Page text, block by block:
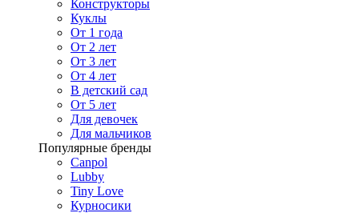
Конструкторы
Куклы
От 1 года
От 2 лет
От 3 лет
От 4 лет
В детский сад
От 5 лет
Для девочек
Для мальчиков
Популярные бренды
Canpol
Lubby
Tiny Love
Курносики